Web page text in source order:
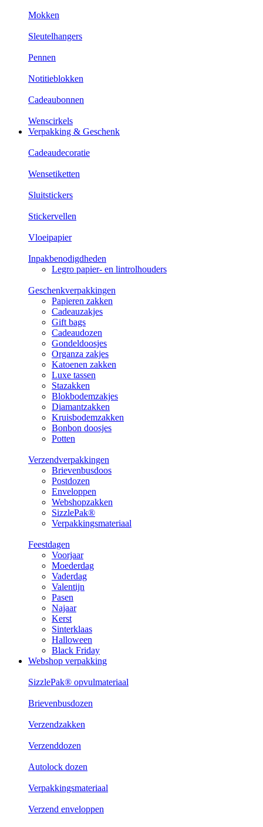
Mokken
Sleutelhangers
Pennen
Notitieblokken
Cadeaubonnen
Wenscirkels
Verpakking & Geschenk
Cadeaudecoratie
Wensetiketten
Sluitstickers
Stickervellen
Vloeipapier
Inpakbenodigdheden
Legro papier- en lintrolhouders
Geschenkverpakkingen
Papieren zakken
Cadeauzakjes
Gift bags
Cadeaudozen
Gondeldoosjes
Organza zakjes
Katoenen zakken
Luxe tassen
Stazakken
Blokbodemzakjes
Diamantzakken
Kruisbodemzakken
Bonbon doosjes
Potten
Verzendverpakkingen
Brievenbusdoos
Postdozen
Enveloppen
Webshopzakken
SizzlePak®
Verpakkingsmateriaal
Feestdagen
Voorjaar
Moederdag
Vaderdag
Valentijn
Pasen
Najaar
Kerst
Sinterklaas
Halloween
Black Friday
Webshop verpakking
SizzlePak® opvulmateriaal
Brievenbusdozen
Verzendzakken
Verzenddozen
Autolock dozen
Verpakkingsmateriaal
Verzend enveloppen